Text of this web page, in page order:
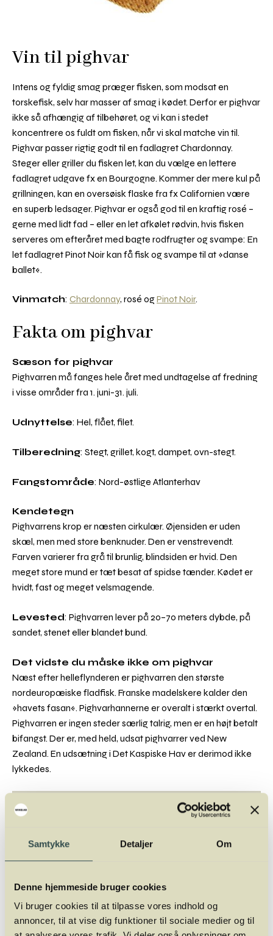
Samtykke Detaljer Om
Denne hjemmeside bruger cookies
Vi bruger cookies til at tilpasse vores indhold og
annoncer, til at vise dig funktioner til sociale medier og til
Vin til pighvar
Intens og fyldig smag præger fisken, som modsat en
torskefisk, selv har masser af smag i kødet. Derfor er pighvar
ikke så afhængig af tilbehøret, og vi kan i stedet
koncentrere os fuldt om fisken, når vi skal matche vin til.
Pighvar passer rigtig godt til en fadlagret Chardonnay.
Steger eller griller du fisken let, kan du vælge en lettere
fadlagret udgave fx en Bourgogne. Kommer der mere kul på
grillningen, kan en oversøisk flaske fra fx Californien være
en superb ledsager. Pighvar er også god til en kraftig rosé –
gerne med lidt fad – eller en let afkølet rødvin, hvis fisken
serveres om efteråret med bagte rodfrugter og svampe: En
let fadlagret Pinot Noir kan få fisk og svampe til at »danse
ballet«.
Vinmatch: Chardonnay, rosé ogPinot Noir.
Fakta om pighvar
Sæson for pighvar
Pighvarren må fanges hele året med undtagelse af fredning
i visse områder fra 1. juni-31. juli.
Udnyttelse: Hel, flået, filet.
Tilberedning: Stegt, grillet, kogt, dampet, ovn-stegt.
Fangstområde: Nord-østlige Atlanterhav
Kendetegn
Pighvarrens krop er næsten cirkulær. Øjensiden er uden
skæl, men med store benknuder. Den er venstrevendt.
Farven varierer fra grå til brunlig, blindsiden er hvid. Den
meget store mund er tæt besat af spidse tænder. Kødet er
hvidt, fast og meget velsmagende.
Levested: Pighvarren lever på 20–70 meters dybde, på
sandet, stenet eller blandet bund.
Det vidste du måske ikke om pighvar
Næst efter helleflynderen er pighvarren den største
nordeuropæiske fladfisk. Franske madelskere kalder den
»havets fasan«. Pighvarhannerne er overalt i stærkt overtal.
Pighvarren er ingen steder særlig talrig, men er en højt betalt
bifangst. Der er, med held, udsat pighvarrer ved New
Zealand. En udsætning i Det Kaspiske Hav er derimod ikke
lykkedes.
Næringsværdi pr. 100 g:
Protein 16,4 g
Engelsk: Turbot
Tysk: Steinbutt